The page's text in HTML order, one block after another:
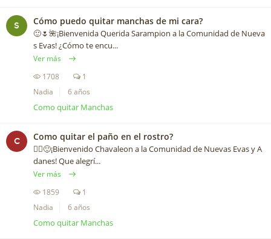
S Cómo puedo quitar manchas de mi cara?
🙂🌷🌺¡Bienvenida Querida Sarampion a la Comunidad de Nueva
s Evas! ¿Cómo te encu...
Ver más
1708
1
Nadia
6 años
Como quitar Manchas
C Como quitar el paño en el rostro?
🙋‍♂️🙂¡Bienvenido Chavaleon a la Comunidad de Nuevas Evas y A
danes! Que alegrí...
Ver más
1859
1
Nadia
6 años
Como quitar Manchas